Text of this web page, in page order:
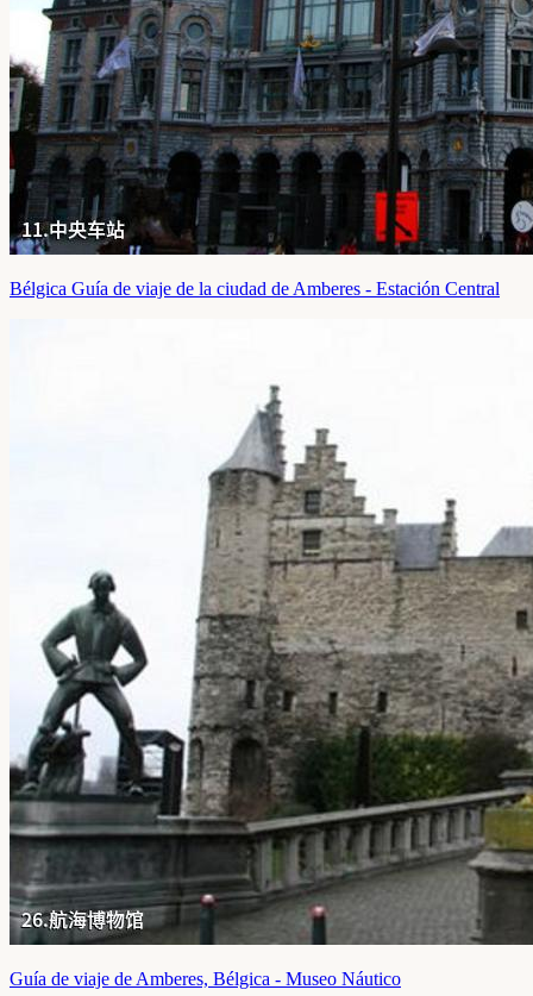
Bélgica Guía de viaje de la ciudad de Amberes - Estación Central
Guía de viaje de Amberes, Bélgica - Museo Náutico